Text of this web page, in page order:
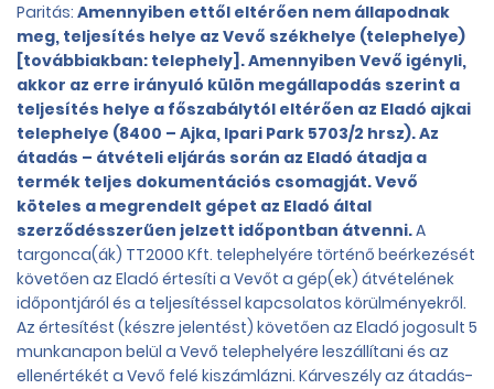
Paritás: Amennyiben ettől eltérően nem állapodnak
meg, teljesítés helye az Vevő székhelye (telephelye)
[továbbiakban: telephely]. Amennyiben Vevő igényli,
akkor az erre irányuló külön megállapodás szerint a
teljesítés helye a főszabálytól eltérően az Eladó ajkai
telephelye (8400 – Ajka, Ipari Park 5703/2 hrsz). Az
átadás – átvételi eljárás során az Eladó átadja a
termék teljes dokumentációs csomagját. Vevő
köteles a megrendelt gépet az Eladó által
szerződésszerűen jelzett időpontban átvenni.A
targonca(ák) TT2000 Kft. telephelyére történő beérkezését
követően az Eladó értesíti a Vevőt a gép(ek) átvételének
időpontjáról és a teljesítéssel kapcsolatos körülményekről.
Az értesítést (készre jelentést) követően az Eladó jogosult 5
munkanapon belül a Vevő telephelyére leszállítani és az
ellenértékét a Vevő felé kiszámlázni. Kárveszély az átadás-